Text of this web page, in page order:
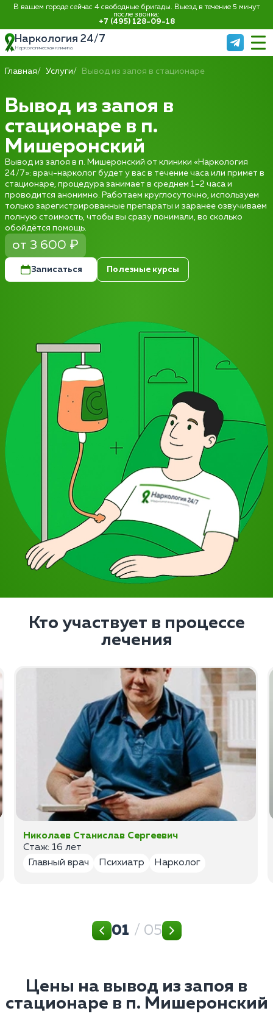
В вашем городе сейчас 4 свободные бригады. Выезд в течение 5 минут
после звонка:
+7 (495) 128-09-18
Наркология 24/7
Наркологическая клиника
Главная Услуги Вывод из запоя в стационаре
Вывод из запоя в
стационаре в п.
Мишеронский
Вывод из запоя в п. Мишеронский от клиники «Наркология
24/7»: врач-нарколог будет у вас в течение часа или примет в
стационаре, процедура занимает в среднем 1–2 часа и
проводится анонимно. Работаем круглосуточно, используем
только зарегистрированные препараты и заранее озвучиваем
полную стоимость, чтобы вы сразу понимали, во сколько
обойдётся помощь.
от 3 600 ₽
Записаться Полезные курсы
Кто участвует в процессе
лечения
Николаев Станислав Сергеевич
Стаж: 16 лет
Главный врач
Психиатр Нарколог
01 / 05
Цены на вывод из запоя в
стационаре в п. Мишеронский